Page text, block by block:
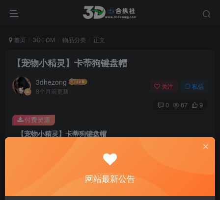
首页 3D FDM 物品分类 正文
【宠物小精灵】卡蒂狗键盘帽
3dhezong
8个月前更新
关注 私信
0 67 9
【宠物小精灵】卡蒂狗键盘帽
100
免费
付费资源
网站最新公告